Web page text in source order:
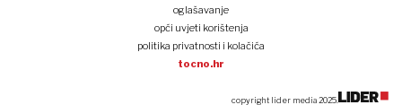
oglašavanje
opći uvjeti korištenja
politika privatnosti i kolačića
tocno.hr
copyright lider media 2025.